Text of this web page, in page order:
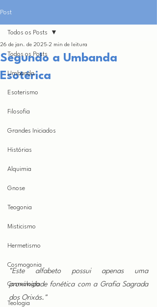
Post
Todos os Posts
Umbanda
Esoterismo
Filosofia
Grandes Iniciados
Histórias
Alquimia
Gnose
Teogonia
Misticismo
Hermetismo
Cosmogonia
Cosmologia
Teologia
Todos os Posts
Segundo a Umbanda
Esotérica
26 de jan. de 2025 2 min de leitura
"Este alfabeto possui apenas uma
proximidade fonética com a Grafia Sagrada
dos Orixás."